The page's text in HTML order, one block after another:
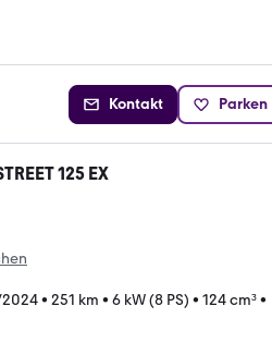
Kontakt Parken
125 EX
2024• 251 km • 6 kW (8 PS) • 124 cm³•